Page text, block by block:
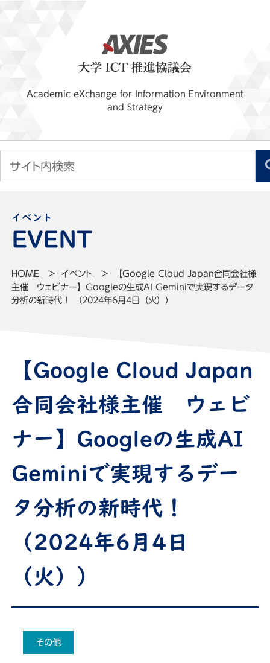
Academic eXchange for Information Environment
and Strategy
イベント
HOME イベント
【Google Cloud Japan合同会社様
主催 ウェビナー】Googleの生成AI Geminiで実現するデータ
分析の新時代！ （2024年6月4日（火））
【Google Cloud Japan
合同会社様主催 ウェビ
ナー】Googleの生成AI
Geminiで実現するデー
タ分析の新時代！
（2024年6月4日
（火））
その他